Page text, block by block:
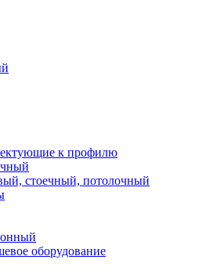
к профилю
стоечный, потолочный
оборудование